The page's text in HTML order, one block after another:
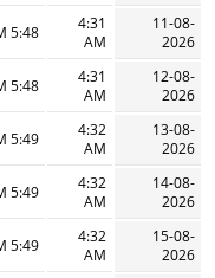
11-08-
2026
4:31
AM
5:48 AM
12-08-
2026
4:31
AM
5:48 AM
13-08-
2026
4:32
AM
5:49 AM
14-08-
2026
4:32
AM
5:49 AM
15-08-
2026
4:32
AM
5:49 AM